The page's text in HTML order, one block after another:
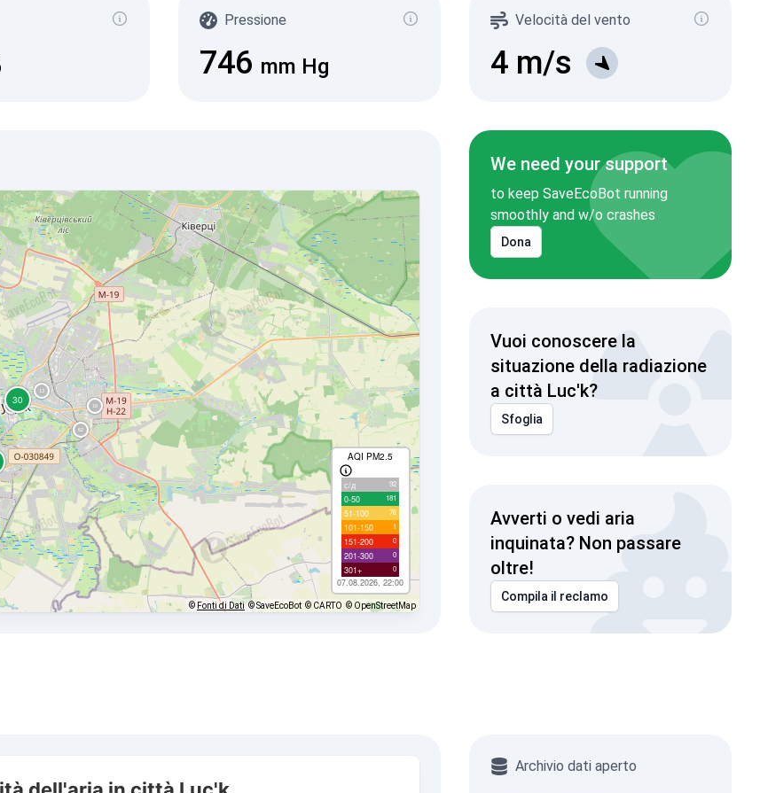
Pressione
746 mm Hg
Velocità del vento
4 m/s
AQI PM2.5
с/д 92
0-50 181
51-100 76
101-150 1
151-200 0
201-300 0
301+ 0
07.08.2026, 22:00
© Fonti di Dati © SaveEcoBot © CARTO © OpenStreetMap
We need your support
to keep SaveEcoBot running
smoothly and w/o crashes
Dona
Vuoi conoscere la
situazione della radiazione
a città Luc'k?
Sfoglia
Avverti o vedi aria
inquinata? Non passare
oltre!
Compila il reclamo
Archivio dati aperto